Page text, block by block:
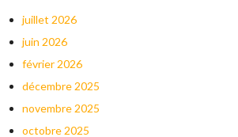
juillet 2026
juin 2026
février 2026
décembre 2025
novembre 2025
octobre 2025